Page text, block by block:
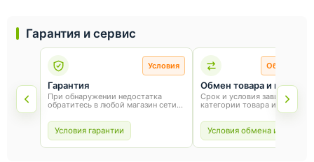
Гарантия и сервис
Условия
Гарантия
При обнаружении недостатка
обратитесь в любой магазин сети
от товара и соблюдения правил
эксплуатации.
Условия гарантии
Обмен и
Обмен товара и возврат
Срок и условия зависят от
категории товара и способа
покупки. Для обмена или
сохраните товарный вид,
и чек.
Условия обмена и